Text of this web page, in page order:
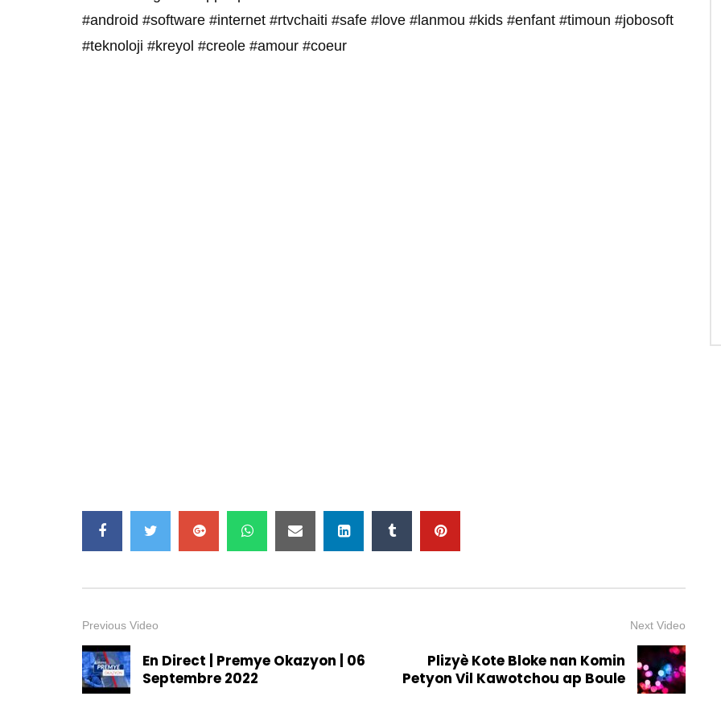
#android #software #internet #rtvchaiti #safe #love #lanmou #kids #enfant #timoun #jobosoft
#teknoloji #kreyol #creole #amour #coeur
Previous Video
En Direct | Premye Okazyon | 06
Septembre 2022
Next Video
Plizyè Kote Bloke nan Komin
Petyon Vil Kawotchou ap Boule